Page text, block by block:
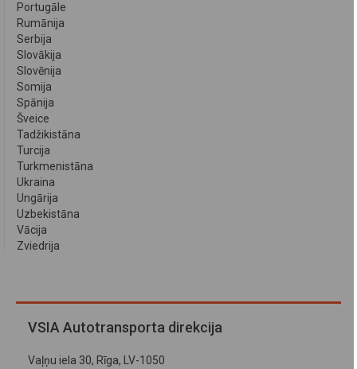
Portugāle
Rumānija
Serbija
Slovākija
Slovēnija
Somija
Spānija
Šveice
Tadžikistāna
Turcija
Turkmenistāna
Ukraina
Ungārija
Uzbekistāna
Vācija
Zviedrija
VSIA Autotransporta direkcija
Vaļņu iela 30, Rīga, LV-1050